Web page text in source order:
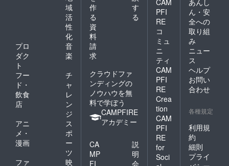
域
活
性
化
プロ
ダク
ト
音
楽
フー
ド・
飲食
店
チ
ャ
レ
ン
ジ
アニ
メ・
漫画
ス
ポ
ー
ツ
ファ
映
作
る
す
る
資
料
請
求
クラウドファ
ンディングの
ノウハウを無
料で学ぼう
CAMPFIRE
アカデミー
CA
MP
FI
説
明
会
CAM
PFI
RE
コ
ミュ
ニ
ティ
CAM
PFI
RE
Crea
tion
CAM
PFI
RE
for
Soci
あんし
ん・安
全への
取り組
み
ニュー
ス
ヘルプ
お問い
合わせ
各種規定
利用規
約
細則
プライ